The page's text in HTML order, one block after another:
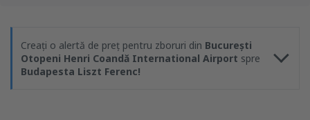
Creați o alertă de preț pentru zboruri din București
Otopeni Henri Coandă International Airport spre
Budapesta Liszt Ferenc!